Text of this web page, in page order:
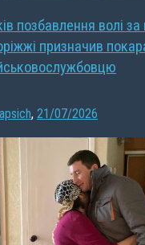
позбавлення волі
призначив
, 21/07/2026